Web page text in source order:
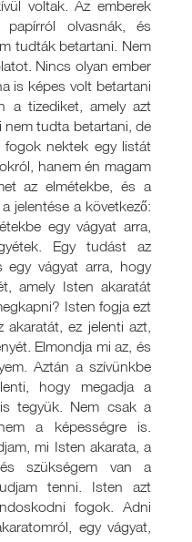
voltak. Az emberek
papírról olvasnák, és
tudták betartani. Nem
Nincs olyan ember
is képes volt betartani
a tizediket, amely azt
nem tudta betartani, de
nektek egy listát
hanem én magam
az elmétekbe, és a
jelentése a következő:
egy vágyat arra,
Egy tudást az
egy vágyat arra, hogy
amely Isten akaratát
Isten fogja ezt
akaratát, ez jelenti azt,
Elmondja mi az, és
Aztán a szívünkbe
hogy megadja a
tegyük. Nem csak a
a képességre is.
mi Isten akarata, a
szükségem van a
tenni. Isten azt
fogok. Adni
egy vágyat,